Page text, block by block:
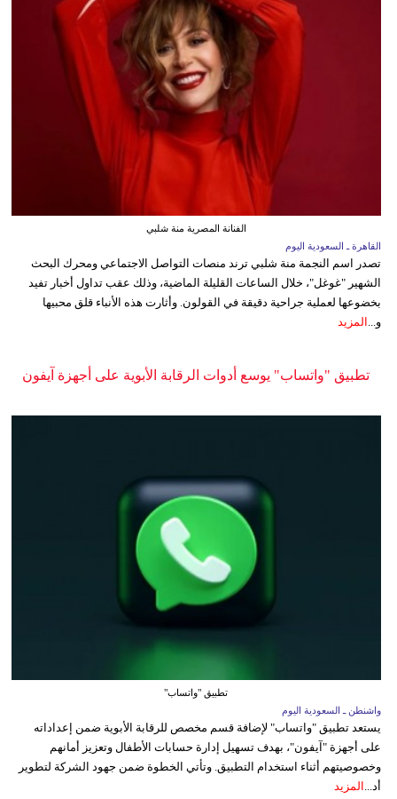
الفنانة المصرية منة شلبي
القاهرة ـ السعودية اليوم
تصدر اسم النجمة منة شلبي ترند منصات التواصل الاجتماعي ومحرك البحث
الشهير "غوغل"، خلال الساعات القليلة الماضية، وذلك عقب تداول أخبار تفيد
بخضوعها لعملية جراحية دقيقة في القولون. وأثارت هذه الأنباء قلق محبيها
و... المزيد
تطبيق "واتساب" يوسع أدوات الرقابة الأبوية على أجهزة آيفون
تطبيق "واتساب"
واشنطن ـ السعودية اليوم
يستعد تطبيق "واتساب" لإضافة قسم مخصص للرقابة الأبوية ضمن إعداداته
على أجهزة "آيفون"، بهدف تسهيل إدارة حسابات الأطفال وتعزيز أمانهم
وخصوصيتهم أثناء استخدام التطبيق. وتأتي الخطوة ضمن جهود الشركة لتطوير
أد...
المزيد